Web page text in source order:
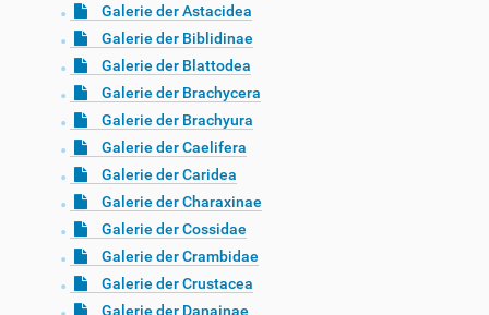
Galerie der Astacidea
Galerie der Biblidinae
Galerie der Blattodea
Galerie der Brachycera
Galerie der Brachyura
Galerie der Caelifera
Galerie der Caridea
Galerie der Charaxinae
Galerie der Cossidae
Galerie der Crambidae
Galerie der Crustacea
Galerie der Danainae